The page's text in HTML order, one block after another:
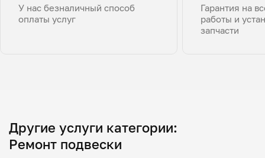
У нас безналичный способ
оплаты услуг
Гарантия на
работы и
запчасти
Другие услуги категории:
Ремонт подвески